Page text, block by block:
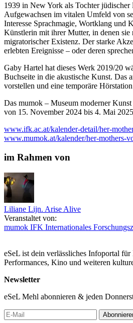
1939 in New York als Tochter
Aufgewachsen im vitalen Umfeld von
Interesse Sprachmagie, Wortklang und
Künstlerin mit ihrer Mutter, in denen
migratorischer Existenz. Der starke
erlebten Ereignisse – oder deren
Gaby Hartel hat dieses Werk 2019/20
Buchseite in die akustische Kunst. Das
vorstellen und eine temporäre
Das mumok – Museum moderner
von 15. November 2024 bis 4. Mai
www.ifk.ac.at/kalender-detail/her-
www.mumok.at/kalender/her-mothers-
im Rahmen von
Liliane Lijn. Arise Alive
Veranstaltet von:
mumok IFK Internationales
eSeL ist dein verlässliches Infoportal
Performances, Kino und weiteren
Newsletter
eSeL Mehl abonnieren & jeden